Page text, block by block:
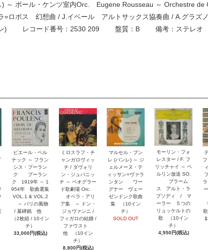
) ～ ポール・ケンツ室内Orc. Eugene Rousseau ～ Orchestre
=ロボス 幻想曲 / J.イベール アルトサックス協奏曲 / A.グラ
ン) レコード番号：2530 209 盤質：B 備考：ステレオ
ピエール・ベル
ナック ～ フラン
シス・プーラン
ク プーラン
ク 1919年 ～ 1
954年 歌曲選集
VOL.1 & VOL.2
～ パリの風物
/ 墓碑銘 他
（2枚組 / 10イン
チ）
33,000円(税込)
ミロスラフ・チ
ャンガロヴィッ
チ / ダヴォリ
ン・ジュパニッ
チ ～ ベオグラー
ド歌劇場 Orc.
オペラ・アリ
ア集 ～ ドン・
ジョヴァンニ /
フィガロの結婚 /
ファウスト
他 （10イン
チ）
8,800円(税込)
マルセル・ブン
レ (バンレ) ～ ジ
ェルメーヌ・テ
ィッサン=ヴァラ
ンタン ワー
グナー ヴェー
ゼンドンク歌曲
集 （10イン
チ）
SOLD OUT
モーリン・フォ
レスター / F. フ
リッチャイ ～ ベ
ルリン放送 SO.
ブラーム
ス アルト・ラ
プソディ / マ
ーラー ５つの
リュッケルトの
歌 （10イン
チ）
4,950円(税込)